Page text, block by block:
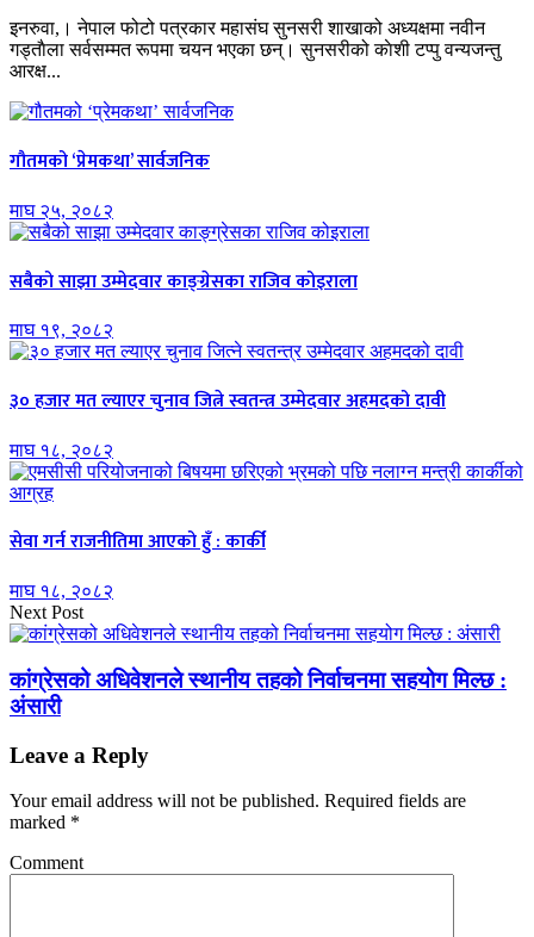
इनरुवा,। नेपाल फोटो पत्रकार महासंघ सुनसरी शाखाको अध्यक्षमा नवीन
गड्ताैला सर्वसम्मत रूपमा चयन भएका छन्। सुनसरीको काेशी टप्पु वन्यजन्तु
आरक्ष...
गौतमको ‘प्रेमकथा’ सार्वजनिक
माघ २५, २०८२
सबैको साझा उम्मेदवार काङ्ग्रेसका राजिव कोइराला
माघ १९, २०८२
३० हजार मत ल्याएर चुनाव जित्ने स्वतन्त्र उम्मेदवार अहमदको दावी
माघ १८, २०८२
सेवा गर्न राजनीतिमा आएको हुँ : कार्की
माघ १८, २०८२
Next Post
कांग्रेसको अधिवेशनले स्थानीय तहको निर्वाचनमा सहयोग मिल्छ :
अंसारी
Leave a Reply
Your email address will not be published. Required fields are
marked *
Comment